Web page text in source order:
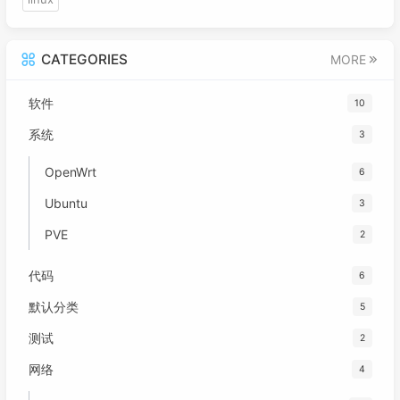
CATEGORIES MORE
软件 10
系统 3
OpenWrt 6
Ubuntu 3
PVE 2
代码 6
默认分类 5
测试 2
网络 4